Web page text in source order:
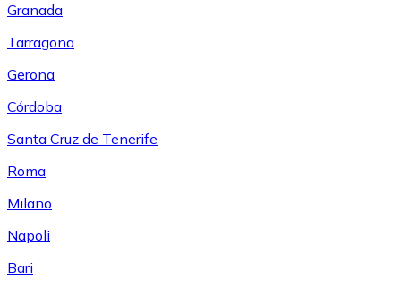
Granada
Tarragona
Gerona
Córdoba
Santa Cruz de Tenerife
Roma
Milano
Napoli
Bari